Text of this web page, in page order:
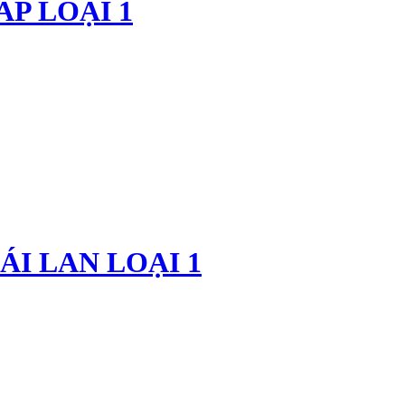
LOẠI 1
LAN LOẠI 1